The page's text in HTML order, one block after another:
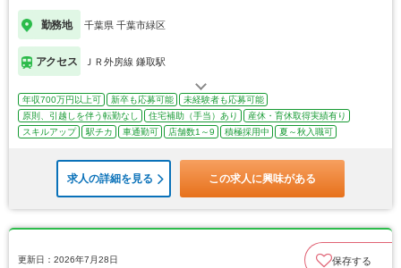
勤務地 千葉県 千葉市緑区
アクセス ＪＲ外房線 鎌取駅
年収700万円以上可 新卒も応募可能
未経験者も応募可能
原則、引越しを伴う転勤なし
住宅補助（手当）あり
産休・育休取得実績有り
スキルアップ
駅チカ 車通勤可 店舗数1～9 積極採用中 夏～秋入職可
求人の詳細を見る この求人に興味がある
更新日：2026年7月28日 保存する